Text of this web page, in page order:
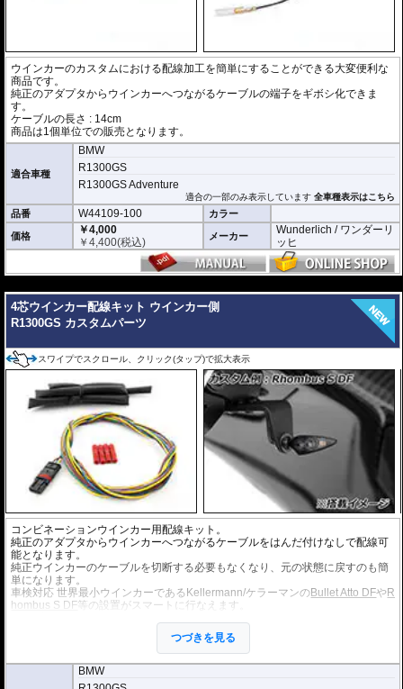
ウインカーのカスタムにおける配線加工を簡単にすることができる大変便利な
商品です。
純正のアダプタからウインカーへつながるケーブルの端子をギボシ化できま
す。
ケーブルの長さ : 14cm
商品は1個単位での販売となります。
適合車種
BMW
R1300GS
R1300GS Adventure
適合の一部のみ表示しています全車種表示はこちら
品番 W44109-100 カラー
価格
￥4,000
￥4,400(税込) メーカー
Wunderlich / ワンダーリ
ッヒ
4芯ウインカー配線キット ウインカー側
R1300GS カスタムパーツ
スワイプでスクロール、クリック(タップ)で拡大表示
コンビネーションウインカー用配線キット。
純正のアダプタからウインカーへつながるケーブルをはんだ付けなしで配線可
能となります。
純正ウインカーのケーブルを切断する必要もなくなり、元の状態に戻すのも簡
単になります。
車検対応 世界最小ウインカーであるKellermann/ケラーマンのBullet Atto DFやR
hombus S DF等の設置がスマートに行なえます。
純正ウインカーが尾灯/制動灯一体型のコンビネーションウインカーの車両に使
商品は1個単位での販売となります。
つづきを見る
BMW